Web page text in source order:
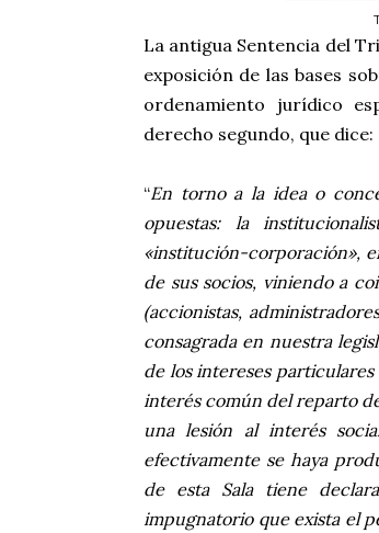
La antigua Sentencia del
exposición de las bases
ordenamiento jurídico
derecho segundo, que dice:
“En torno a la idea o
opuestas: la
«institución-corporación»,
de sus socios, viniendo a
(accionistas,
consagrada en nuestra
de los intereses
interés común del reparto
una lesión al interés
efectivamente se haya
de esta Sala tiene
impugnatorio que exista el